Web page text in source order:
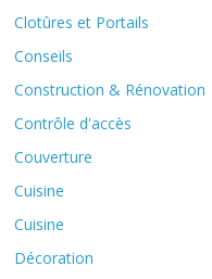
Clotûres et Portails
Conseils
Construction & Rénovation
Contrôle d'accès
Couverture
Cuisine
Cuisine
Décoration